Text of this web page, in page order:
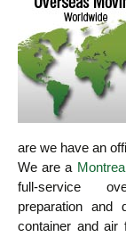
are we have an
We are a
full-service
preparation and
container and air